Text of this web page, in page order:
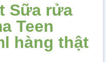
Sữa rửa
Teen
hàng thật